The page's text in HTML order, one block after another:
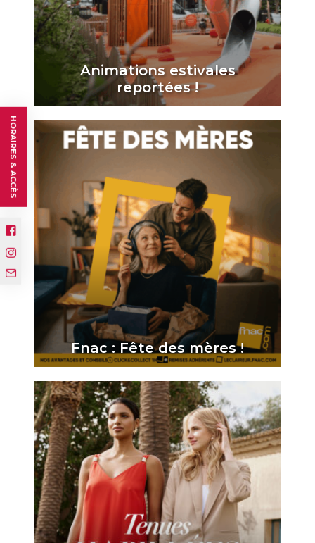
Animations estivales
reportées !
Fnac : Fête des mères !
HORAIRES & ACCÈS